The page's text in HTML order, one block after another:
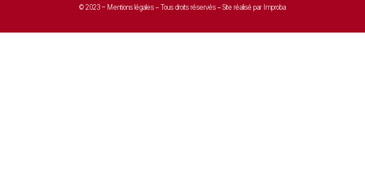
© 2023 – Mentions légales – Tous droits réservés – Site réalisé par Improba